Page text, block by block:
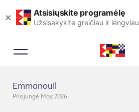
× Atsisiųskite programėlę
Užsisakykite greičiau ir lengviau
Emmanouil
Prisijungė May 2026